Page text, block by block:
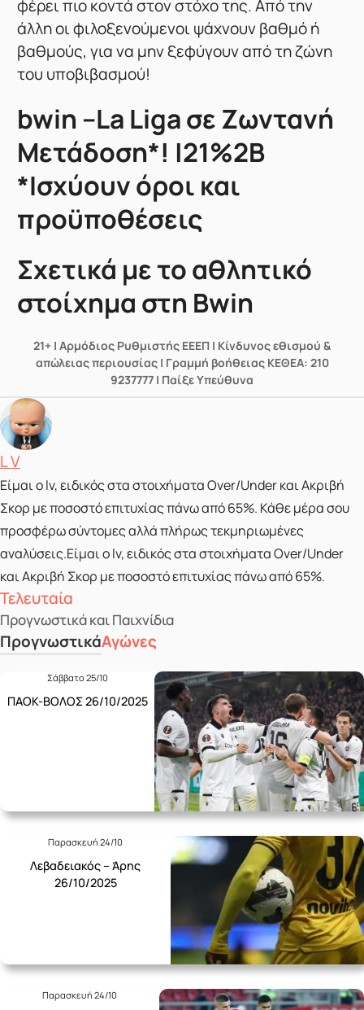
Τελευταία
Προγνωστικά και Παιχνίδια
ΠρογνωστικάΑγώνες
Σάββατο 25/10
ΠΑΟΚ-ΒΟΛΟΣ 26/10/2025
Παρασκευή 24/10
Λεβαδειακός – Άρης
26/10/2025
Παρασκευή 24/10
φέρει πιο κοντά στον στόχο της. Από την
άλλη οι φιλοξενούμενοι ψάχνουν βαθμό ή
βαθμούς, για να μην ξεφύγουν από τη ζώνη
του υποβιβασμού!
bwin –La Liga σε Ζωντανή
Μετάδοση*! |21%2B
*Ισχύουν όροι και
προϋποθέσεις
Σχετικά με το αθλητικό
στοίχημα στη Bwin
21+ | Αρμόδιος Ρυθμιστής ΕΕΕΠ | Κίνδυνος εθισμού &
απώλειας περιουσίας | Γραμμή βοήθειας ΚΕΘΕΑ: 210
9237777 | Παίξε Υπεύθυνα
Posted by
L V
Είμαι ο lv, ειδικός στα στοιχήματα Over/Under και Ακριβή
Σκορ με ποσοστό επιτυχίας πάνω από 65%. Κάθε μέρα σου
προσφέρω σύντομες αλλά πλήρως τεκμηριωμένες
αναλύσεις.Είμαι ο lv, ειδικός στα στοιχήματα Over/Under
και Ακριβή Σκορ με ποσοστό επιτυχίας πάνω από 65%.